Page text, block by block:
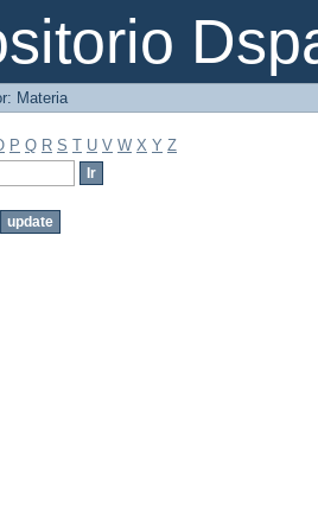
Materia
P Q R S T U V W X Y Z